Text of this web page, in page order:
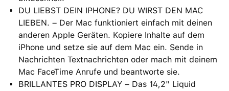
DU LIEBST DEIN IPHONE? DU WIRST DEN MAC
LIEBEN. – Der Mac funktioniert einfach mit deinen
anderen Apple Geräten. Kopiere Inhalte auf dem
iPhone und setze sie auf dem Mac ein. Sende in
Nachrichten Textnachrichten oder mach mit deinem
Mac FaceTime Anrufe und beantworte sie.
BRILLANTES PRO DISPLAY – Das 14,2" Liquid